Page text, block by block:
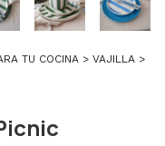
TU COCINA > VAJILLA >